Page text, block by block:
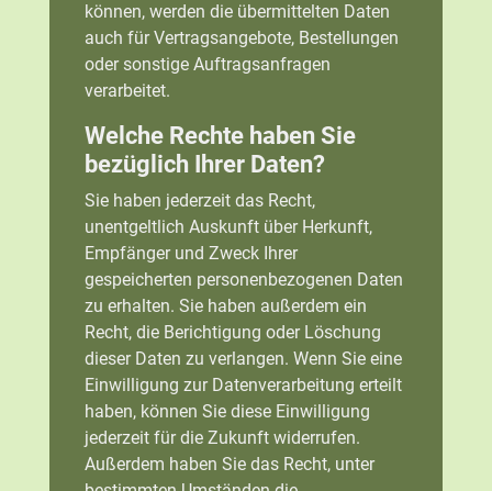
können, werden die übermittelten Daten
auch für Vertragsangebote, Bestellungen
oder sonstige Auftragsanfragen
verarbeitet.
Welche Rechte haben Sie
bezüglich Ihrer Daten?
Sie haben jederzeit das Recht,
unentgeltlich Auskunft über Herkunft,
Empfänger und Zweck Ihrer
gespeicherten personenbezogenen Daten
zu erhalten. Sie haben außerdem ein
Recht, die Berichtigung oder Löschung
dieser Daten zu verlangen. Wenn Sie eine
Einwilligung zur Datenverarbeitung erteilt
haben, können Sie diese Einwilligung
jederzeit für die Zukunft widerrufen.
Außerdem haben Sie das Recht, unter